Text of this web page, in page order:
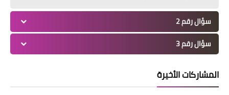
سؤال رقم 2
سؤال رقم 3
المشاركات الأخيرة